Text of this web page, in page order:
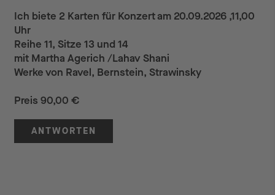
Ich biete 2 Karten für Konzert am 20.09.2026 ,11,00
Uhr
Reihe 11, Sitze 13 und 14
mit Martha Agerich /Lahav Shani
Werke von Ravel, Bernstein, Strawinsky
Preis 90,00 €
ANTWORTEN